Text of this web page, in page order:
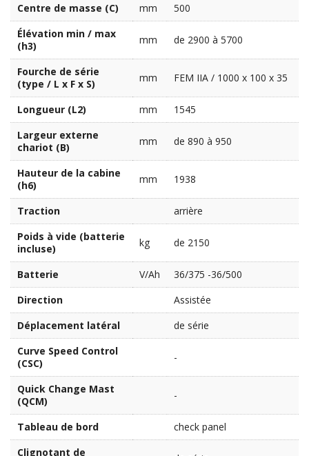
Centre de masse (C)
mm
500
Élévation min / max
(h3)
mm de 2900 à 5700
Fourche de série
(type / L x F x S)
mm FEM IIA / 1000 x 100 x 35
Longueur (L2) mm
1545
Largeur externe
chariot (B)
mm de 890 à 950
Hauteur de la cabine
(h6)
mm 1938
Traction
arrière
Poids à vide (batterie
incluse)
kg de 2150
Batterie V/Ah
36/375 -36/500
Direction
Assistée
Déplacement latéral
de série
Curve Speed Control
(CSC)
-
Quick Change Mast
(QCM)
-
Tableau de bord
check panel
Clignotant de